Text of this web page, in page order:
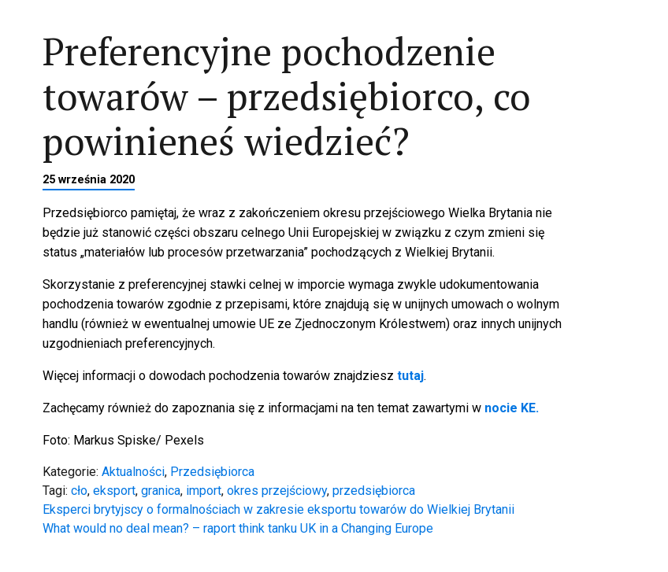
Preferencyjne pochodzenie
towarów – przedsiębiorco, co
powinieneś wiedzieć?
25 września 2020
Przedsiębiorco pamiętaj, że wraz z zakończeniem okresu przejściowego Wielka Brytania nie
będzie już stanowić części obszaru celnego Unii Europejskiej w związku z czym zmieni się
status „materiałów lub procesów przetwarzania” pochodzących z Wielkiej Brytanii.
Skorzystanie z preferencyjnej stawki celnej w imporcie wymaga zwykle udokumentowania
pochodzenia towarów zgodnie z przepisami, które znajdują się w unijnych umowach o wolnym
handlu (również w ewentualnej umowie UE ze Zjednoczonym Królestwem) oraz innych unijnych
uzgodnieniach preferencyjnych.
Więcej informacji o dowodach pochodzenia towarów znajdziesz tutaj.
Zachęcamy również do zapoznania się z informacjami na ten temat zawartymi w nocie KE.
Foto: Markus Spiske/ Pexels
Kategorie: Aktualności, Przedsiębiorca
Tagi: cło, eksport, granica, import, okres przejściowy, przedsiębiorca
Nawigacja
Eksperci brytyjscy o formalnościach w zakresie eksportu towarów do Wielkiej Brytanii
What would no deal mean? – raport think tanku UK in a Changing Europe